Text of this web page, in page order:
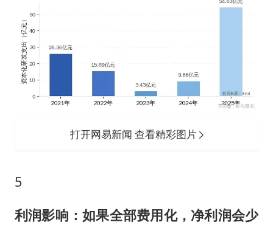
打开网易新闻 查看精彩图片
5
利润影响：如果全部费用化，净利润会少